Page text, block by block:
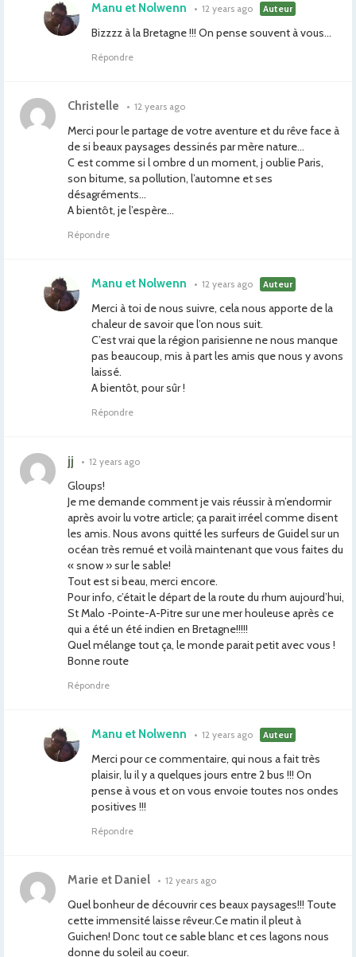
Manu et Nolwenn • 12 years ago Auteur
Bizzzz à la Bretagne !!! On pense souvent à vous…
Répondre
Christelle • 12 years ago
Merci pour le partage de votre aventure et du rêve face à
de si beaux paysages dessinés par mère nature…
C est comme si l ombre d un moment, j oublie Paris,
son bitume, sa pollution, l’automne et ses
désagréments…
A bientôt, je l’espère…
Répondre
Manu et Nolwenn • 12 years ago Auteur
Merci à toi de nous suivre, cela nous apporte de la
chaleur de savoir que l’on nous suit.
C’est vrai que la région parisienne ne nous manque
pas beaucoup, mis à part les amis que nous y avons
laissé.
A bientôt, pour sûr !
Répondre
jj • 12 years ago
Gloups!
Je me demande comment je vais réussir à m’endormir
après avoir lu votre article; ça parait irréel comme disent
les amis. Nous avons quitté les surfeurs de Guidel sur un
océan très remué et voilà maintenant que vous faites du
« snow » sur le sable!
Tout est si beau, merci encore.
Pour info, c’était le départ de la route du rhum aujourd’hui,
St Malo -Pointe-A-Pitre sur une mer houleuse après ce
qui a été un été indien en Bretagne!!!!!
Quel mélange tout ça, le monde parait petit avec vous !
Bonne route
Répondre
Manu et Nolwenn • 12 years ago Auteur
Merci pour ce commentaire, qui nous a fait très
plaisir, lu il y a quelques jours entre 2 bus !!! On
pense à vous et on vous envoie toutes nos ondes
positives !!!
Répondre
Marie et Daniel • 12 years ago
Quel bonheur de découvrir ces beaux paysages!!! Toute
cette immensité laisse rêveur.Ce matin il pleut à
Guichen! Donc tout ce sable blanc et ces lagons nous
donne du soleil au coeur.